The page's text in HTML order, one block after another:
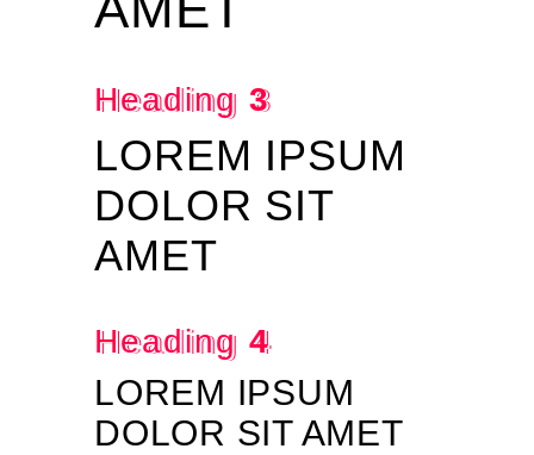
Heading 3
LOREM IPSUM
DOLOR SIT
AMET
Heading 4
LOREM IPSUM
DOLOR SIT AMET